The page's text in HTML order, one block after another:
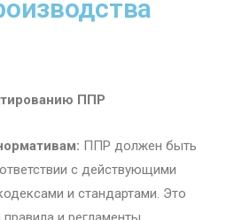
ППР
ППР должен быть
с действующими
и стандартами. Это